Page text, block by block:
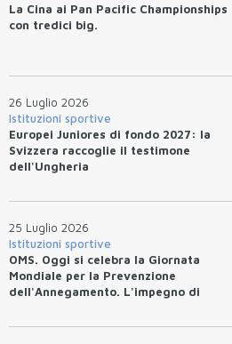
La Cina ai Pan Pacific Championships
con tredici big.
26 Luglio 2026
Istituzioni sportive
Europei Juniores di fondo 2027: la
Svizzera raccoglie il testimone
dell'Ungheria
25 Luglio 2026
Istituzioni sportive
OMS. Oggi si celebra la Giornata
Mondiale per la Prevenzione
dell'Annegamento. L'impegno di